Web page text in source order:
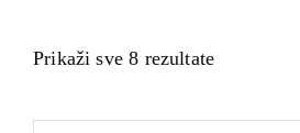
Prikaži sve 8 rezultate